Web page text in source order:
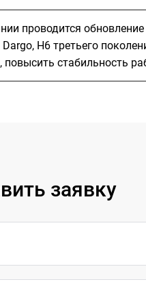
проводится
H6 третьего
стабильность
заявку